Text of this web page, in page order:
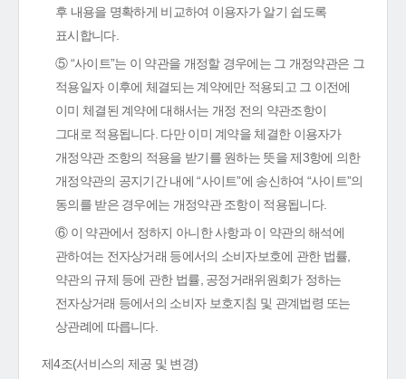
후 내용을 명확하게 비교하여 이용자가 알기 쉽도록
표시합니다.
⑤ “사이트”는 이 약관을 개정할 경우에는 그 개정약관은 그
적용일자 이후에 체결되는 계약에만 적용되고 그 이전에
이미 체결된 계약에 대해서는 개정 전의 약관조항이
그대로 적용됩니다. 다만 이미 계약을 체결한 이용자가
개정약관 조항의 적용을 받기를 원하는 뜻을 제3항에 의한
개정약관의 공지기간 내에 “사이트”에 송신하여 “사이트”의
동의를 받은 경우에는 개정약관 조항이 적용됩니다.
⑥ 이 약관에서 정하지 아니한 사항과 이 약관의 해석에
관하여는 전자상거래 등에서의 소비자보호에 관한 법률,
약관의 규제 등에 관한 법률, 공정거래위원회가 정하는
전자상거래 등에서의 소비자 보호지침 및 관계법령 또는
상관례에 따릅니다.
제4조(서비스의 제공 및 변경)